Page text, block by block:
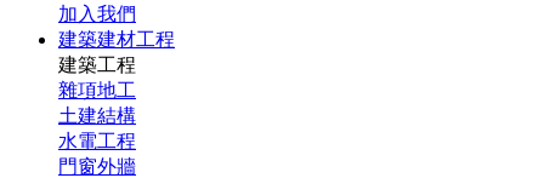
加入我們
建築建材工程
建築工程
雜項地工
土建結構
水電工程
門窗外牆